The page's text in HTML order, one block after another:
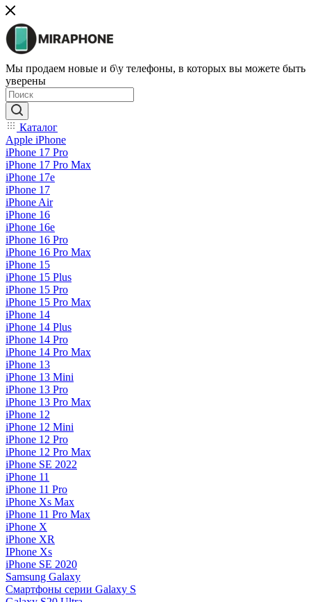
Мы продаем новые и б\у телефоны, в которых вы можете быть
уверены
Каталог
Apple iPhone
iPhone 17 Pro
iPhone 17 Pro Max
iPhone 17e
iPhone 17
iPhone Air
iPhone 16
iPhone 16e
iPhone 16 Pro
iPhone 16 Pro Max
iPhone 15
iPhone 15 Plus
iPhone 15 Pro
iPhone 15 Pro Max
iPhone 14
iPhone 14 Plus
iPhone 14 Pro
iPhone 14 Pro Max
iPhone 13
iPhone 13 Mini
iPhone 13 Pro
iPhone 13 Pro Max
iPhone 12
iPhone 12 Mini
iPhone 12 Pro
iPhone 12 Pro Max
iPhone SE 2022
iPhone 11
iPhone 11 Pro
iPhone Xs Max
iPhone 11 Pro Max
iPhone X
iPhone XR
IPhone Xs
iPhone SE 2020
Samsung Galaxy
Смартфоны серии Galaxy S